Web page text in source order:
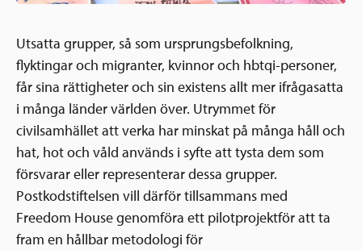
Utsatta grupper, så som ursprungsbefolkning,
flyktingar och migranter, kvinnor och hbtqi-personer,
får sina rättigheter och sin existens allt mer ifrågasatta
i många länder världen över. Utrymmet för
civilsamhället att verka har minskat på många håll och
hat, hot och våld används i syfte att tysta dem som
försvarar eller representerar dessa grupper.
Postkodstiftelsen vill därför tillsammans med
Freedom House genomföra ett pilotprojektför att ta
fram en hållbar metodologi för